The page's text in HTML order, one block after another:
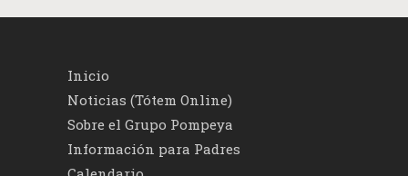
Inicio
Noticias (Tótem Online)
Sobre el Grupo Pompeya
Información para Padres